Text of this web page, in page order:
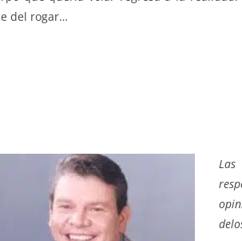
del rogar…